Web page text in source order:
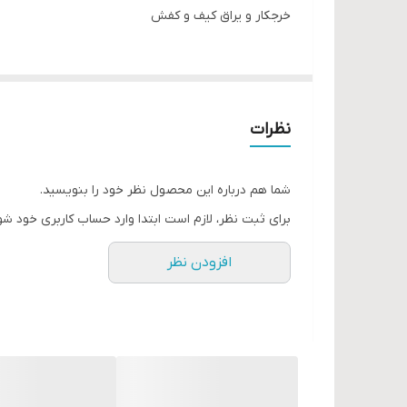
خرجکار و یراق کیف و کفش
نظرات
شما هم درباره این محصول نظر خود را بنویسید.
برای ثبت نظر، لازم است ابتدا وارد حساب کاربری خود
افزودن نظر